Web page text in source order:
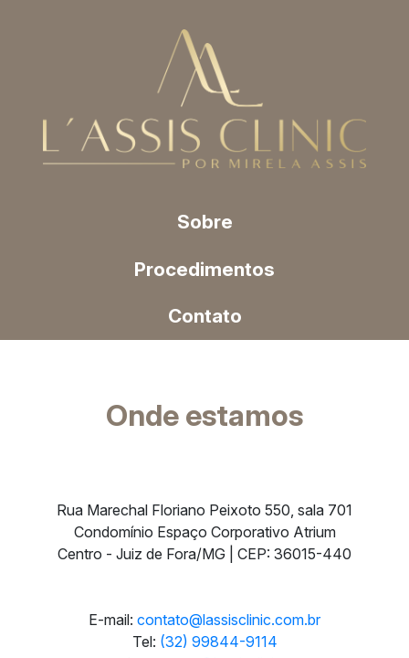
Sobre
Procedimentos
Contato
Onde estamos
Rua Marechal Floriano Peixoto 550, sala 701
Condomínio Espaço Corporativo Atrium
Centro - Juiz de Fora/MG | CEP: 36015-440
E-mail: contato@lassisclinic.com.br
Tel: (32) 99844-9114